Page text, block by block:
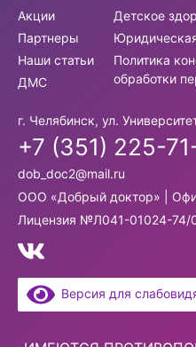
Акции
Партнеры
Наши статьи
ДМС
Детское
Политика
обработки
г. Челябинск, ул.
+7 (351) 225-
dob_doc2@mail.ru
ООО «Добрый доктор» |
Лицензия №Л041-01024-74/
Версия для